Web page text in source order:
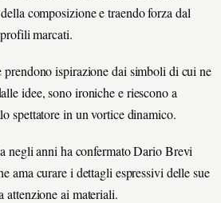
composizione e traendo forza dal
marcati.
prendono ispirazione dai simboli di cui ne
idee, sono ironiche e riescono a
spettatore in un vortice dinamico.
negli anni ha confermato Dario Brevi
ama curare i dettagli espressivi delle sue
attenzione ai materiali.